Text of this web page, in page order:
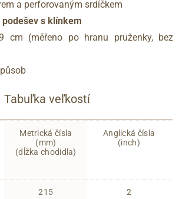
a perforovaným srdíčkem
s klínkem
cm (měřeno po hranu pruženky, bez
Tabuľka veľkostí
Metrická čísla
(mm)
(dĺžka chodidla)
215
Anglická čísla
(inch)
2